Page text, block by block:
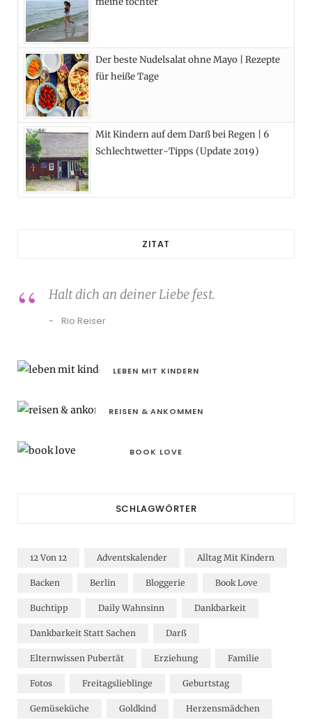
Der beste Nudelsalat ohne Mayo | Rezepte
für heiße Tage
Mit Kindern auf dem Darß bei Regen | 6
Schlechtwetter-Tipps (Update 2019)
ZITAT
Halt dich an deiner Liebe fest.
Rio Reiser
LEBEN MIT KINDERN
REISEN & ANKOMMEN
BOOK LOVE
SCHLAGWÖRTER
12 Von 12 Adventskalender Alltag Mit Kindern
Backen Berlin Bloggerie Book Love
Buchtipp Daily Wahnsinn Dankbarkeit
Dankbarkeit Statt Sachen Darß
Elternwissen Pubertät Erziehung Familie
Fotos Freitagslieblinge Geburtstag
Gemüseküche Goldkind Herzensmädchen